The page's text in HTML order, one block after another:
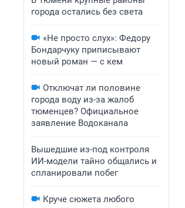
города остались без света
«Не просто слух»: Федору
Бондарчуку приписывают
новый роман — с кем
Отключат ли половине
города воду из-за жалоб
тюменцев? Официальное
заявление Водоканала
Вышедшие из-под контроля
ИИ-модели тайно общались и
спланировали побег
Круче сюжета любого